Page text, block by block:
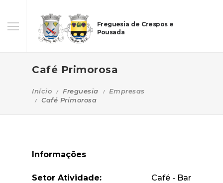
Freguesia de Crespos e
Pousada
Café Primorosa
Início Freguesia
Empresas
Café Primorosa
Informações
Setor Atividade: Café - Bar